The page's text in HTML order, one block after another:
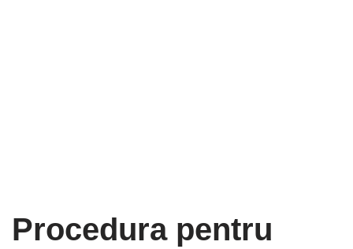
Procedura pentru